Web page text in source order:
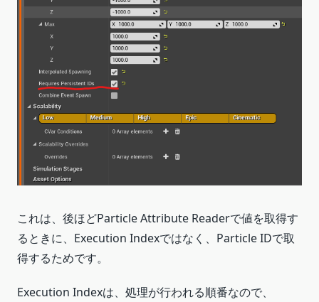
これは、後ほどParticle Attribute Readerで値を取得す
るときに、Execution Indexではなく、Particle IDで取
得するためです。
Execution Indexは、処理が行われる順番なので、